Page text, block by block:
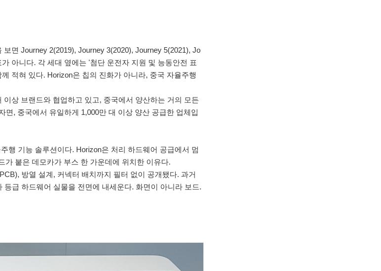
면 Journey 2(2019), Journey 3(2020), Journey 5(2021), Jo
아니다. 각 세대 옆에는 '첨단 운전자 지원 및 능동안전 표
적혀 있다. Horizon은 칩의 진화가 아니라, 중국 자율주행
상 브랜드와 협업하고 있고, 중국에서 양산하는 거의 모든
, 중국에서 유일하게 1,000만 대 이상 양산 공급한 업체입
행 기능 솔루션이다. Horizon은 처리 하드웨어 공급에서 멈
붙은 데모카가 부스 한 가운데에 위치한 이유다.
방열 설계, 커넥터 배치까지 필터 없이 공개됐다. 과거
급 하드웨어 실물을 전면에 내세운다. 화면이 아니라 보드.